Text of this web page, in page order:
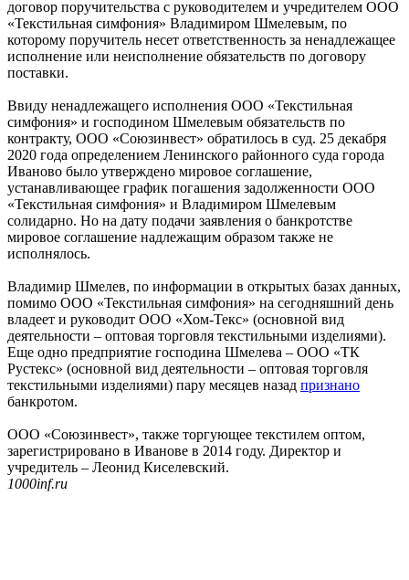
договор поручительства с руководителем и учредителем ООО
«Текстильная симфония» Владимиром Шмелевым, по
которому поручитель несет ответственность за ненадлежащее
исполнение или неисполнение обязательств по договору
поставки.
Ввиду ненадлежащего исполнения ООО «Текстильная
симфония» и господином Шмелевым обязательств по
контракту, ООО «Союзинвест» обратилось в суд. 25 декабря
2020 года определением Ленинского районного суда города
Иваново было утверждено мировое соглашение,
устанавливающее график погашения задолженности ООО
«Текстильная симфония» и Владимиром Шмелевым
солидарно. Но на дату подачи заявления о банкротстве
мировое соглашение надлежащим образом также не
исполнялось.
Владимир Шмелев, по информации в открытых базах данных,
помимо ООО «Текстильная симфония» на сегодняшний день
владеет и руководит ООО «Хом-Текс» (основной вид
деятельности – оптовая торговля текстильными изделиями).
Еще одно предприятие господина Шмелева – ООО «ТК
Рустекс» (основной вид деятельности – оптовая торговля
текстильными изделиями) пару месяцев назад признано
банкротом.
ООО «Союзинвест», также торгующее текстилем оптом,
зарегистрировано в Иванове в 2014 году. Директор и
учредитель – Леонид Киселевский.
1000inf.ru